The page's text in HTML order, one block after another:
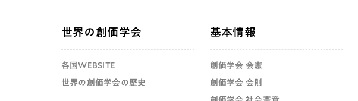
世界の創価学会
各国WEBSITE
世界の創価学会の歴史
基本情報
創価学会 会憲
創価学会 会則